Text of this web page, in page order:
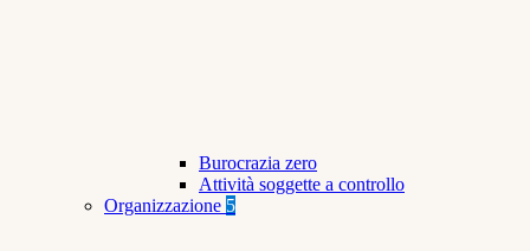
Burocrazia zero
Attività soggette a controllo
Organizzazione 5